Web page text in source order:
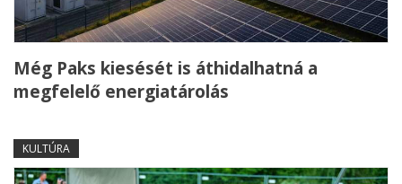
Még Paks kiesését is áthidalhatná a
megfelelő energiatárolás
KULTÚRA